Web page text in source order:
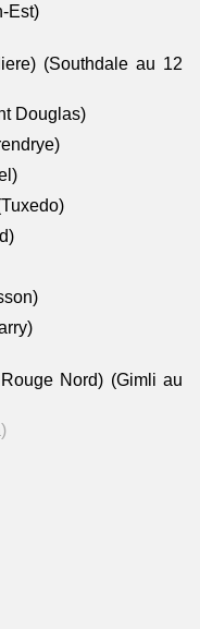
Est)
(Southdale au 12
Douglas)
Nord) (Gimli au